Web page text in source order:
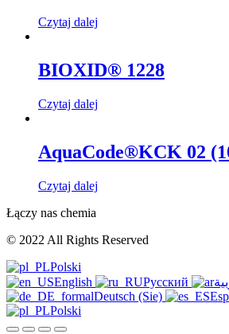
Czytaj dalej
BIOXID® 1228
Czytaj dalej
AquaCode®KCK 02
Czytaj dalej
Łączy nas chemia
© 2022 All Rights Reserved
Polski
English
Русский
Deutsch (Sie)
Polski